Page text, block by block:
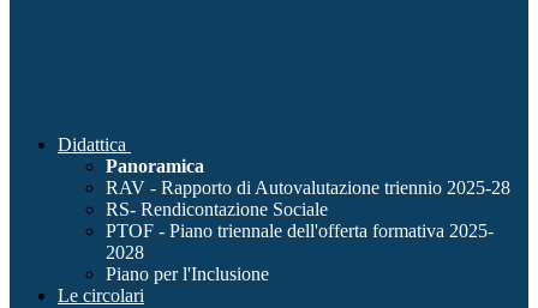
Didattica
Panoramica
RAV - Rapporto di Autovalutazione triennio 2025-28
RS- Rendicontazione Sociale
PTOF - Piano triennale dell'offerta formativa 2025-
2028
Piano per l'Inclusione
Le circolari